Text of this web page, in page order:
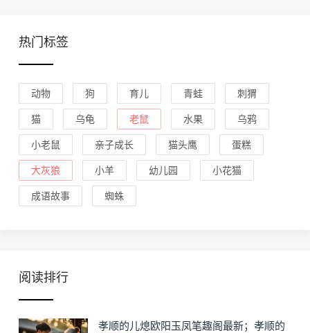
热门标签
动物 狗 育儿 青蛙 刺猬
猫 乌龟 老鼠 水果 乌鸦
小老鼠 亲子成长 猫头鹰 蛋糕
大灰狼 小羊 幼儿园 小花猫
成语故事 蜘蛛
阅读排行
孝顺的儿熄欧阳玉凤笔趣阁最新；孝顺的